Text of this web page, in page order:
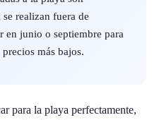
realizan fuera de
en junio o septiembre para
más bajos.
para la playa perfectamente,